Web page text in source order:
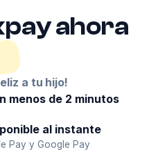
ahora
a tu hijo!
menos de 2 minutos
al instante
Pay y Google Pay